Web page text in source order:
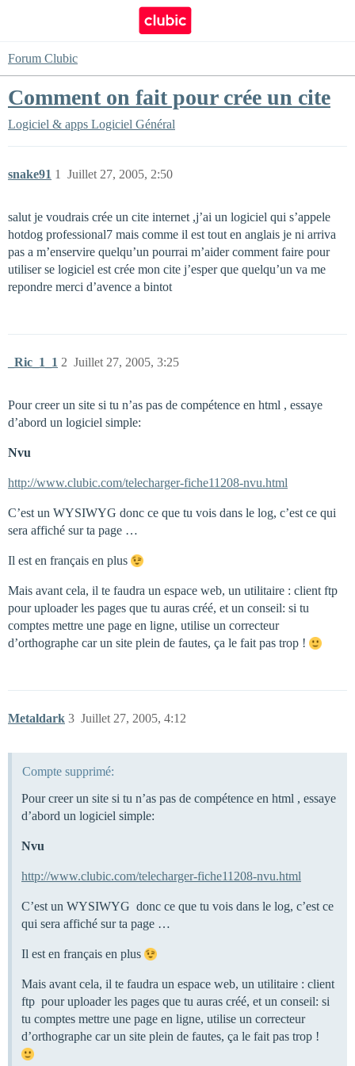
Forum Clubic
Comment on fait pour crée un cite
Logiciel & apps Logiciel Général
snake91 Juillet 27, 2005, 2:50
1
salut je voudrais crée un cite internet ,j’ai un logiciel qui s’appele
hotdog professional7 mais comme il est tout en anglais je ni arriva
pas a m’enservire quelqu’un pourrai m’aider comment faire pour
utiliser se logiciel est crée mon cite j’esper que quelqu’un va me
repondre merci d’avence a bintot
_Ric_1_1 Juillet 27, 2005, 3:25
2
Pour creer un site si tu n’as pas de compétence en html , essaye
d’abord un logiciel simple:
Nvu
http://www.clubic.com/telecharger-fiche11208-nvu.html
C’est un WYSIWYG donc ce que tu vois dans le log, c’est ce qui
sera affiché sur ta page …
Il est en français en plus
Mais avant cela, il te faudra un espace web, un utilitaire : client ftp
pour uploader les pages que tu auras créé, et un conseil: si tu
comptes mettre une page en ligne, utilise un correcteur
d’orthographe car un site plein de fautes, ça le fait pas trop !
Metaldark Juillet 27, 2005, 4:12
3
Compte supprimé:
Pour creer un site si tu n’as pas de compétence en html , essaye
d’abord un logiciel simple:
Nvu
http://www.clubic.com/telecharger-fiche11208-nvu.html
C’est un WYSIWYG donc ce que tu vois dans le log, c’est ce
qui sera affiché sur ta page …
Il est en français en plus
Mais avant cela, il te faudra un espace web, un utilitaire : client
ftp pour uploader les pages que tu auras créé, et un conseil: si
tu comptes mettre une page en ligne, utilise un correcteur
d’orthographe car un site plein de fautes, ça le fait pas trop !